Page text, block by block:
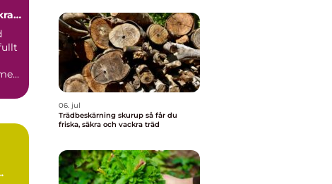
06. jul
Trädbeskärning skurup så får du
friska, säkra och vackra träd